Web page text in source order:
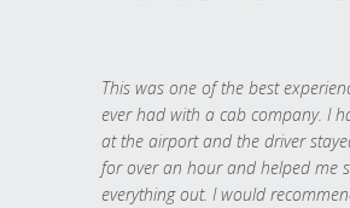
This was one of the best
ever had with a cab company. I
at the airport and the driver
for over an hour and helped me
everything out. I would